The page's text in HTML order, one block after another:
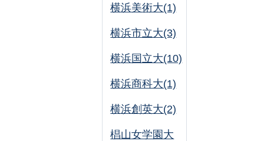
横浜美術大(1)
横浜市立大(3)
横浜国立大(10)
横浜商科大(1)
横浜創英大(2)
椙山女学園大